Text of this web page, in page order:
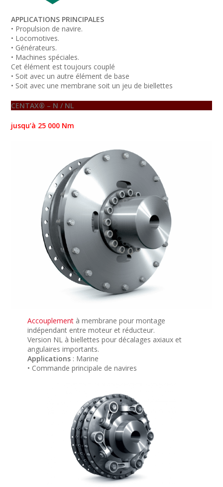
APPLICATIONS PRINCIPALES
• Propulsion de navire.
• Locomotives.
• Générateurs.
• Machines spéciales.
Cet élément est toujours couplé
• Soit avec un autre élément de base
• Soit avec une membrane soit un jeu de biellettes
CENTAX® – N / NL
jusqu’à 25 000 Nm
Accouplementà membrane pour montage
indépendant entre moteur et réducteur.
Version NL à biellettes pour décalages axiaux et
angulaires importants.
Applications: Marine
• Commande principale de navires